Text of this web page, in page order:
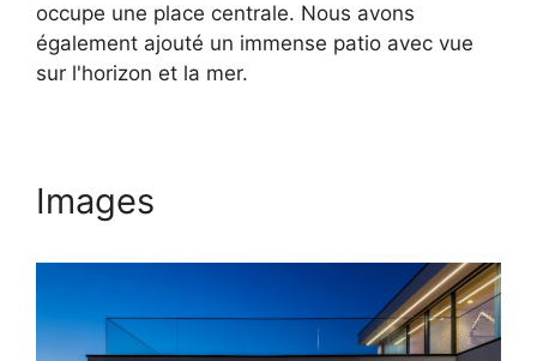
occupe une place centrale. Nous avons
également ajouté un immense patio avec vue
sur l'horizon et la mer.
Images